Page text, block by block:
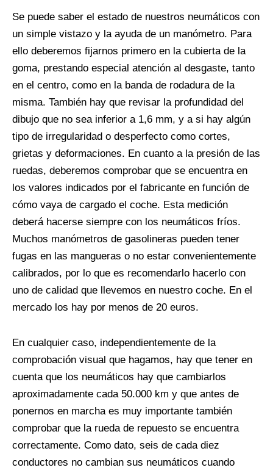
Se puede saber el estado de nuestros neumáticos con
un simple vistazo y la ayuda de un manómetro. Para
ello deberemos fijarnos primero en la cubierta de la
goma, prestando especial atención al desgaste, tanto
en el centro, como en la banda de rodadura de la
misma. También hay que revisar la profundidad del
dibujo que no sea inferior a 1,6 mm, y a si hay algún
tipo de irregularidad o desperfecto como cortes,
grietas y deformaciones. En cuanto a la presión de las
ruedas, deberemos comprobar que se encuentra en
los valores indicados por el fabricante en función de
cómo vaya de cargado el coche. Esta medición
deberá hacerse siempre con los neumáticos fríos.
Muchos manómetros de gasolineras pueden tener
fugas en las mangueras o no estar convenientemente
calibrados, por lo que es recomendarlo hacerlo con
uno de calidad que llevemos en nuestro coche. En el
mercado los hay por menos de 20 euros.
En cualquier caso, independientemente de la
comprobación visual que hagamos, hay que tener en
cuenta que los neumáticos hay que cambiarlos
aproximadamente cada 50.000 km y que antes de
ponernos en marcha es muy importante también
comprobar que la rueda de repuesto se encuentra
correctamente. Como dato, seis de cada diez
conductores no cambian sus neumáticos cuando